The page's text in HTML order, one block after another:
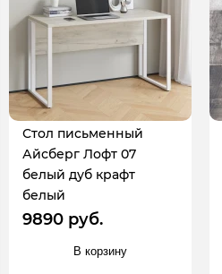
Стол письменный
Айсберг Лофт 07
белый дуб крафт
белый
9890 руб.
В корзину